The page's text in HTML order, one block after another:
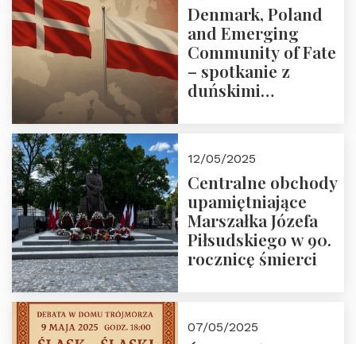
Denmark, Poland
and Emerging
Community of Fate
– spotkanie z
duńskimi
12/05/2025
Centralne obchody
upamiętniające
Marszałka Józefa
Piłsudskiego w 90.
rocznicę śmierci
07/05/2025